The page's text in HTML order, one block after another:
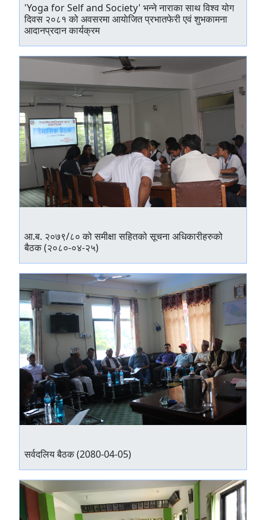
'Yoga for Self and Society' भन्‍ने नाराका साथ विश्व योग
दिवस २०८१ को अवसरमा आयाेजित प्रभातफेरी एवं शुभकामना
आदानप्रदान कार्यक्रम
आ.ब. २०७९/८० को समीक्षा सहितको सूचना अधिकारीहरुको
बैठक (२०८०-०४-२५)
सर्वदलिय बैठक (2080-04-05)